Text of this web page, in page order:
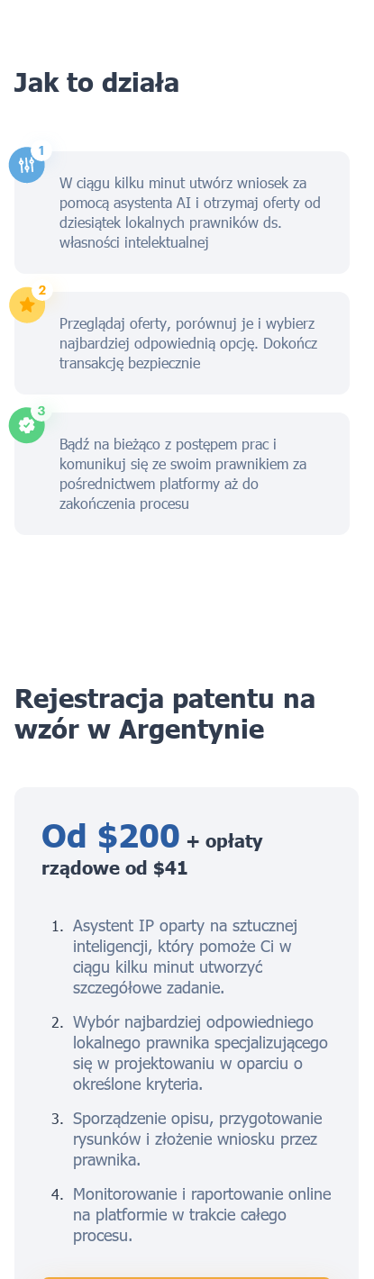
Jak to działa
W ciągu kilku minut utwórz wniosek za
pomocą asystenta AI i otrzymaj oferty od
dziesiątek lokalnych prawników ds.
własności intelektualnej
Przeglądaj oferty, porównuj je i wybierz
najbardziej odpowiednią opcję. Dokończ
transakcję bezpiecznie
Bądź na bieżąco z postępem prac i
komunikuj się ze swoim prawnikiem za
pośrednictwem platformy aż do
zakończenia procesu
Rejestracja patentu na
wzór w Argentynie
Od $200 + opłaty
rządowe od $41
Asystent IP oparty na sztucznej
inteligencji, który pomoże Ci w
ciągu kilku minut utworzyć
szczegółowe zadanie.
Wybór najbardziej odpowiedniego
lokalnego prawnika specjalizującego
się w projektowaniu w oparciu o
określone kryteria.
Sporządzenie opisu, przygotowanie
rysunków i złożenie wniosku przez
prawnika.
Monitorowanie i raportowanie online
na platformie w trakcie całego
procesu.